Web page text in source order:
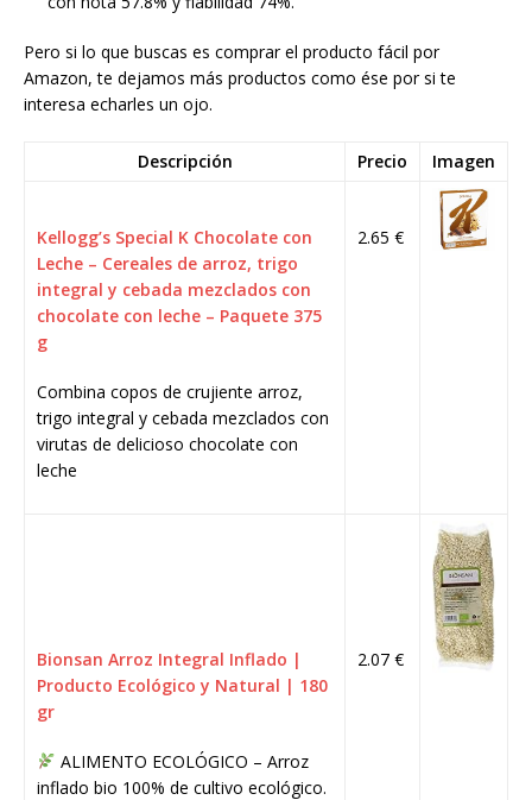
Pero si lo que buscas es comprar el producto fácil por
Amazon, te dejamos más productos como ése por si te
interesa echarles un ojo.
Descripción Precio Imagen
Kellogg’s Special K Chocolate con
Leche – Cereales de arroz, trigo
integral y cebada mezclados con
chocolate con leche – Paquete 375
g
Combina copos de crujiente arroz,
trigo integral y cebada mezclados con
virutas de delicioso chocolate con
leche
2.65 €
Bionsan Arroz Integral Inflado |
Producto Ecológico y Natural | 180
gr
ALIMENTO ECOLÓGICO – Arroz
inflado bio 100% de cultivo ecológico.
2.07 €